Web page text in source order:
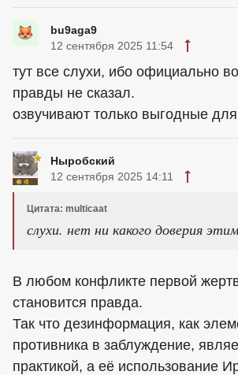
bu9aga9
12 сентября 2025 11:54
тут все слухи, ибо официально
правды не сказал.
озвучивают только выгодные
Ныробский
12 сентября 2025 14:11
Цитата: multicaat
слухи. нет ни какого доверия
В любом конфликте первой
становится правда.
Так что дезинформация, как
противника в заблуждение,
практикой, а её использование